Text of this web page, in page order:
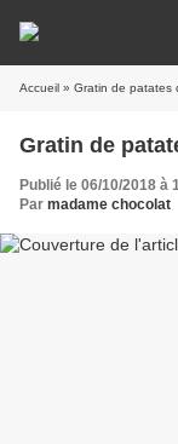
Accueil » Gratin de patates
Gratin de
Publié le 06/10/2018 à
Par madame chocolat